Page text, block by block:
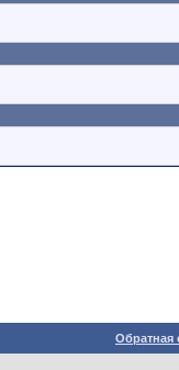
Обратная